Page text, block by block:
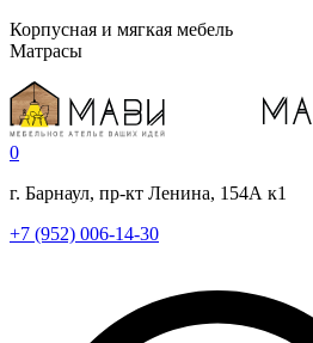
Корпусная и мягкая мебель
Матрасы
0
г. Барнаул, пр-кт Ленина, 154А к1
+7 (952) 006-14-30